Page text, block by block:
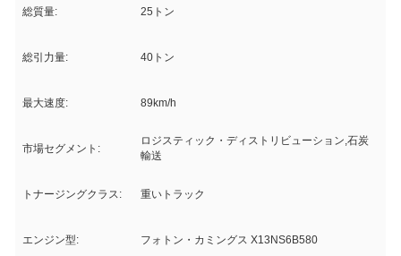
総質量: 25トン
総引力量: 40トン
最大速度: 89km/h
市場セグメント:
ロジスティック・ディストリビューション,石炭
輸送
トナージングクラス: 重いトラック
エンジン型: フォトン・カミングス X13NS6B580